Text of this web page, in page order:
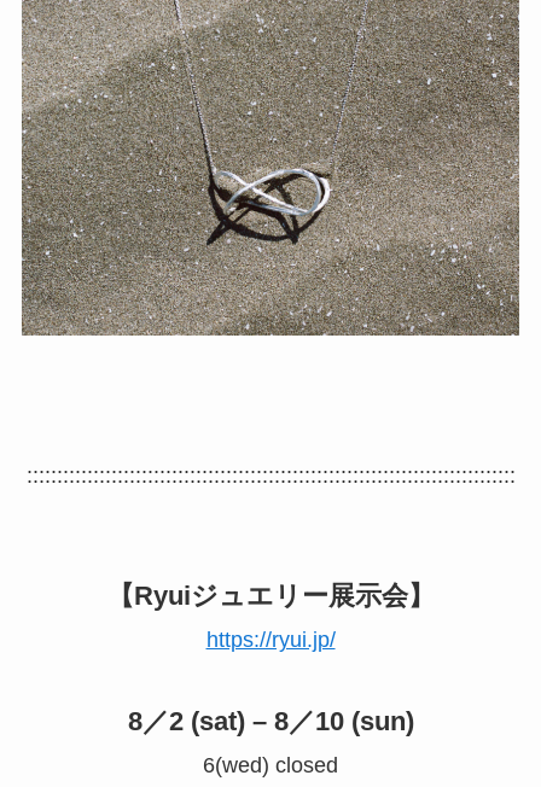
:::::::::::::::::::::::::::::::::::::::::::::::::::::::::::::::::::::::::::::::::
【Ryuiジュエリー展示会】
https://ryui.jp/
8／2 (sat) – 8／10 (sun)
6(wed) closed